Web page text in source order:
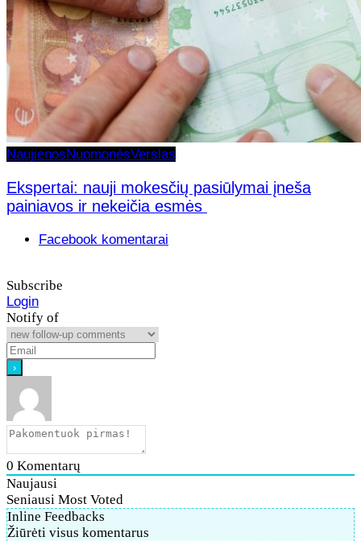
NaujienosNuomonėsVerslas
Ekspertai: nauji mokesčių pasiūlymai įneša
painiavos ir nekeičia esmės
Facebook komentarai
Subscribe
Login
Notify of
0 Komentarų
Naujausi
Seniausi Most Voted
Inline Feedbacks
Žiūrėti visus komentarus